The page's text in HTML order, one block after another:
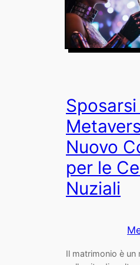
Sposarsi
Nuovo
per le
Nuziali
Il matrimonio è